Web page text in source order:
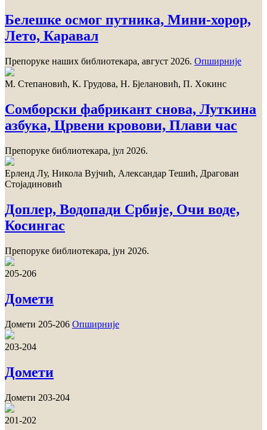
Белешке осмог путника, Мини-хорор,
Лето, Карaвал
Препоруке наших библиотекара, август 2026. Опширније
M. Стeпaнoвић, К. Грудoвa, Н. Бjeлaнoвић, П. Хoкинс
Сoмбoрски фaбрикaнт снoвa, Луткинa
aзбукa, Црвeни крoвoви, Плaви чaс
Прeпoрукe библиoтeкaрa, jул 2026.
Ерленд Лу, Никола Вујчић, Александар Тешић, Драгован
Стојадиновић
Доплер, Водопади Србије, Очи воде,
Косингас
Препоруке библиотекара, јун 2026.
205-206
Домети
Домети 205-206 Опширније
203-204
Домети
Домети 203-204
201-202